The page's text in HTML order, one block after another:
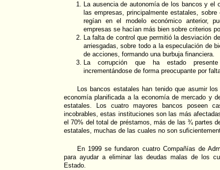
La ausencia de autonomía de los bancos y el
las empresas, principalmente estatales,
regían en el modelo económico anterior,
empresas se hacían más bien sobre criterios
La falta de control que permitió la desviación
arriesgadas, sobre todo a la especulación de
de acciones, formando una burbuja financiera.
La corrupción que ha estado
incrementándose de forma preocupante por
Los bancos estatales han tenido que asumir
economía planificada a la economía de mercado y
estatales. Los cuatro mayores bancos poseen
incobrables, estas instituciones son las más
el 70% del total de préstamos, más de las ¾ partes
estatales, muchas de las cuales no son
En 1999 se fundaron cuatro Compañías de
para ayudar a eliminar las deudas malas de los
Estado.